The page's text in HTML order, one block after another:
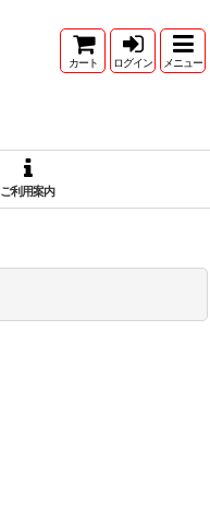
カート ログイン メニュー
ご利用案内